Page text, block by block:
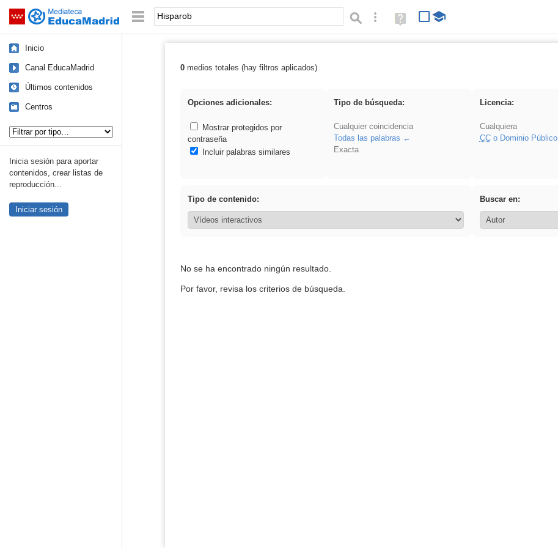
Saltar navegación Palabra o frase: Búsqueda avanzada
Ayuda
(en
Inicio
Canal EducaMadrid
Últimos contenidos
Centros
Inicia sesión para aportar
contenidos, crear listas de
reproducción...
Iniciar sesión
Resultados de: Hisparob
0medios totales (hay filtros aplicados)
Opciones adicionales:
Mostrar protegidos por
contraseña
Incluir palabras similares
Tipo de búsqueda:
Cualquier coincidencia
Todas las palabras
Exacta
Licencia:
Cualquiera
CCo Dominio Público
Tipo de contenido: Buscar en:
No se ha encontrado ningún resultado.
Por favor, revisa los criterios de búsqueda.